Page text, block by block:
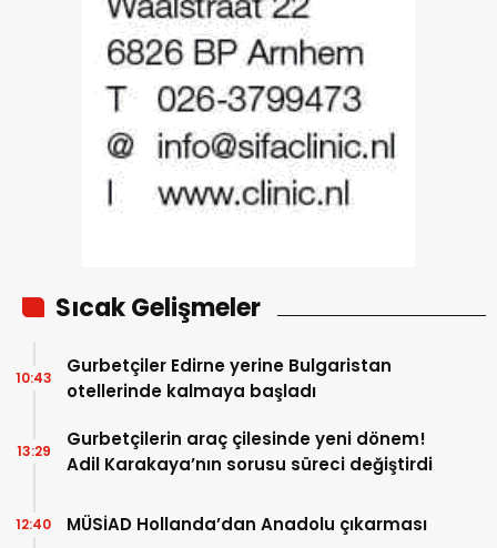
Sıcak Gelişmeler
Gurbetçiler Edirne yerine Bulgaristan
otellerinde kalmaya başladı
10:43
Gurbetçilerin araç çilesinde yeni dönem!
Adil Karakaya’nın sorusu süreci değiştirdi
13:29
MÜSİAD Hollanda’dan Anadolu çıkarması
12:40